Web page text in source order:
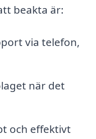
beakta är:
via telefon,
när det
och effektivt